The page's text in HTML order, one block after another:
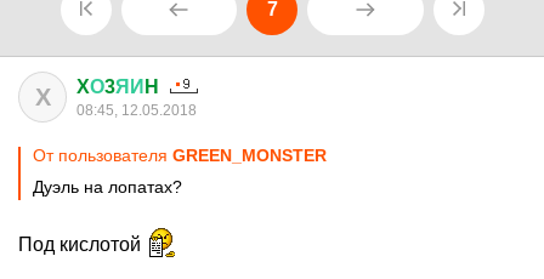
7
X XО3ЯИ H
08:45, 12.05.2018
От пользователя GREEN_MONSTER
Дуэль на лопатах?
Под кислотой